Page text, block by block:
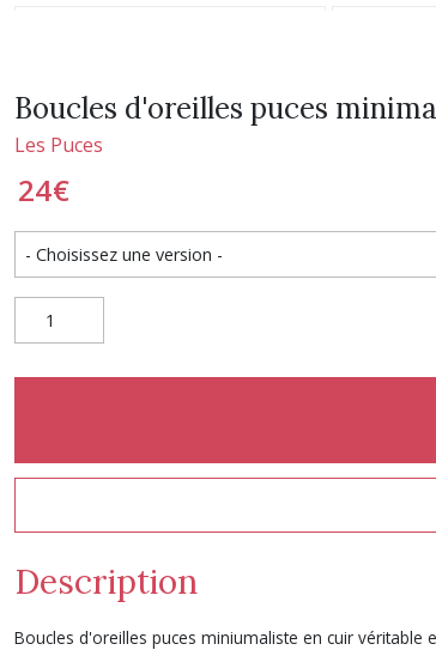
Boucles d'oreilles puces
Les Puces
24€
Description
Boucles d'oreilles puces miniumaliste en cuir véritable